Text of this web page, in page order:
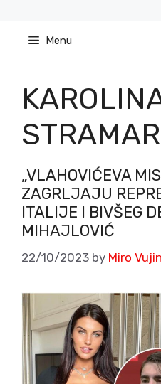
content Menu
„VLAHOVIĆEVA
ZAGRLJAJU
ITALIJE I BIVŠEG
MIHAJLOVIĆ
22/10/2023 by Miro